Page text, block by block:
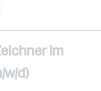
im
w/d)